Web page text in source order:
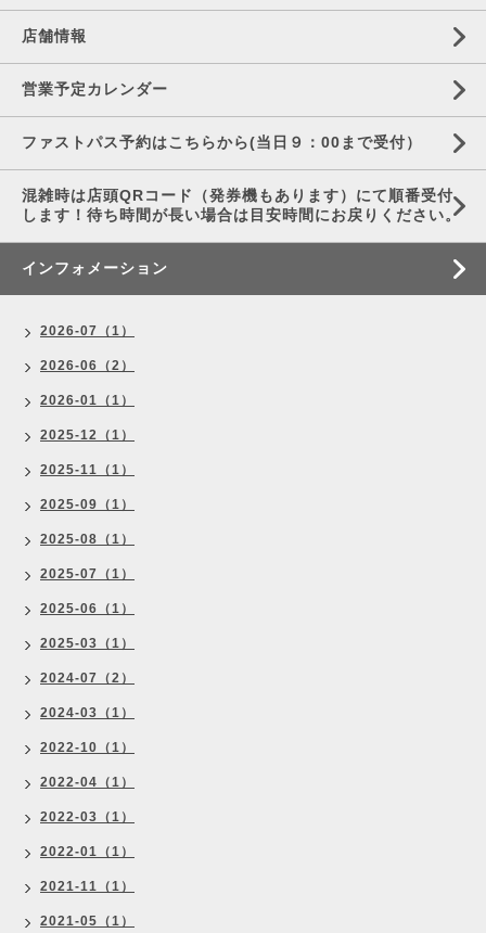
店舗情報
営業予定カレンダー
ファストパス予約はこちらから(当日９：00まで受付）
混雑時は店頭QRコード（発券機もあります）にて順番受付
します！待ち時間が長い場合は目安時間にお戻りください。
インフォメーション
2026-07（1）
2026-06（2）
2026-01（1）
2025-12（1）
2025-11（1）
2025-09（1）
2025-08（1）
2025-07（1）
2025-06（1）
2025-03（1）
2024-07（2）
2024-03（1）
2022-10（1）
2022-04（1）
2022-03（1）
2022-01（1）
2021-11（1）
2021-05（1）